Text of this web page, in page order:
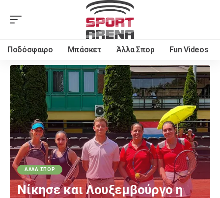
Ποδόσφαιρο Μπάσκετ Άλλα Σπορ Fun Videos
ΆΛΛΑ ΣΠΟΡ
Νίκησε και Λουξεμβούργο η